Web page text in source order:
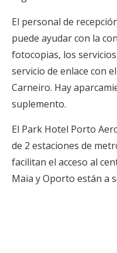
El personal de
puede ayudar con la
fotocopias, los
servicio de enlace con
Carneiro. Hay
suplemento.
El Park Hotel Porto
de 2 estaciones de
facilitan el acceso al
Maia y Oporto están a